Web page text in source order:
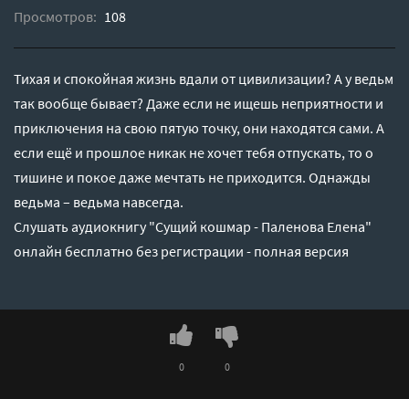
Просмотров: 108
Тихая и спокойная жизнь вдали от цивилизации? А у ведьм
так вообще бывает? Даже если не ищешь неприятности и
приключения на свою пятую точку, они находятся сами. А
если ещё и прошлое никак не хочет тебя отпускать, то о
тишине и покое даже мечтать не приходится. Однажды
ведьма – ведьма навсегда.
Слушать аудиокнигу "Сущий кошмар - Паленова Елена"
онлайн бесплатно без регистрации - полная версия
0 0